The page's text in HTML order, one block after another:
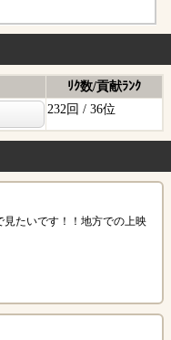
ﾘｸ数/貢献ﾗﾝｸ
232回 / 36位
見たいです！！地方での上映